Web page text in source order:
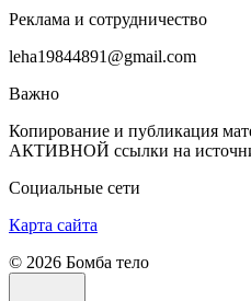
Реклама и сотрудничество
leha19844891@gmail.com
Важно
Копирование и публикация
АКТИВНОЙ ссылки на
Социальные сети
Карта сайта
© 2026 Бомба тело